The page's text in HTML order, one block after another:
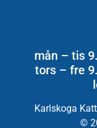
mån – tis
tors – fre
Karlskoga
©